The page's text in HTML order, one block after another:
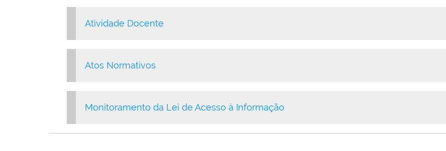
Atividade Docente
Atos Normativos
Monitoramento da Lei de Acesso à Informação